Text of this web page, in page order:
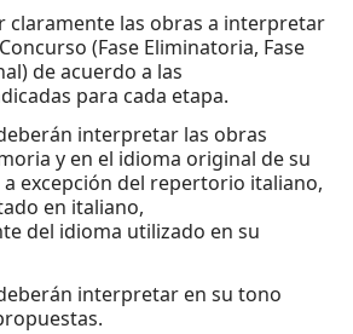
claramente las obras a interpretar
(Fase Eliminatoria, Fase
de acuerdo a las
para cada etapa.
interpretar las obras
y en el idioma original de su
excepción del repertorio italiano,
en italiano,
del idioma utilizado en su
interpretar en su tono